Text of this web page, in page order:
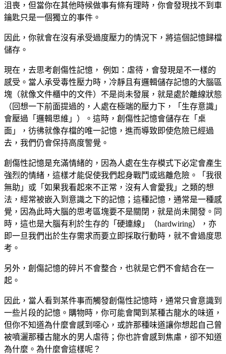
沮喪，但當你在其他時候做事有條有理時，你會發現找不到車
鑰匙只是一個獨立的事件。
因此，你就會在沒有承受過度壓力的情況下，將這個記憶歸檔
儲存。
現在，去思考創傷性記憶， 例如：虐待，會發現是不一樣的
感受。當人承受毒性壓力時，冷靜且有邏輯儲存記憶的大腦區
塊（就像文件櫃中的文件）不是尚未發展，就是處於離線狀態
（回想一下前面提過的，人處在極端的壓力下，「生存意識」
會壓過「邏輯思維」）。這時，創傷性記憶會儲存在「桌
面」，彷彿就像存檔的唯一記憶，進而導致即使危險已經過
去，我們仍會保持高度警覺。
創傷性記憶是充滿情緒的，因為人處在生存模式下必定會產生
強烈的情緒，這樣才能促使我們起身戰鬥或逃離危險。「我很
無助」或「如果我看起來不正常，沒有人會愛我」之類的想
法，經常被嵌入到意識之下的記憶；這種記憶，通常是一種感
覺，因為此時大腦的思考區塊要不是關閉，就是尚未開發。同
時，這也是大腦有利於生存的「硬連線」（hardwiring），亦
即一旦我們出於生存需求而要立即採取行動時，就不會過度思
考。
另外，創傷記憶的碎片不會整合，也就是它們不會結合在一
起。
因此，當人看到某件事而觸發創傷性記憶時，通常只會意識到
一些片段的記憶。購物時，你可能會聞到某種古龍水的味道，
但你不知道為什麼會感到噁心，或許那種味道讓你想起自己曾
被噴灑那種古龍水的男人虐待；你也許會感到焦慮，卻不知道
為什麼。為什麼會這樣呢？